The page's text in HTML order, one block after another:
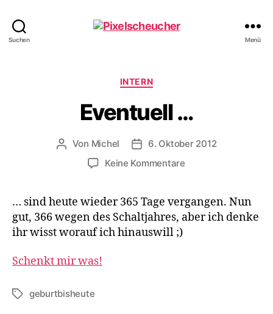
Suchen Menü
Kategorien
INTERN
Eventuell …
Beitragsautor
Von Michel Veröffentlichungsdatum
6. Oktober 2012
Keine Kommentarezu
… sind heute wieder 365 Tage vergangen. Nun
gut, 366 wegen des Schaltjahres, aber ich denke
ihr wisst worauf ich hinauswill ;)
Schenkt mir was!
Schlagwörter
geburtbisheute